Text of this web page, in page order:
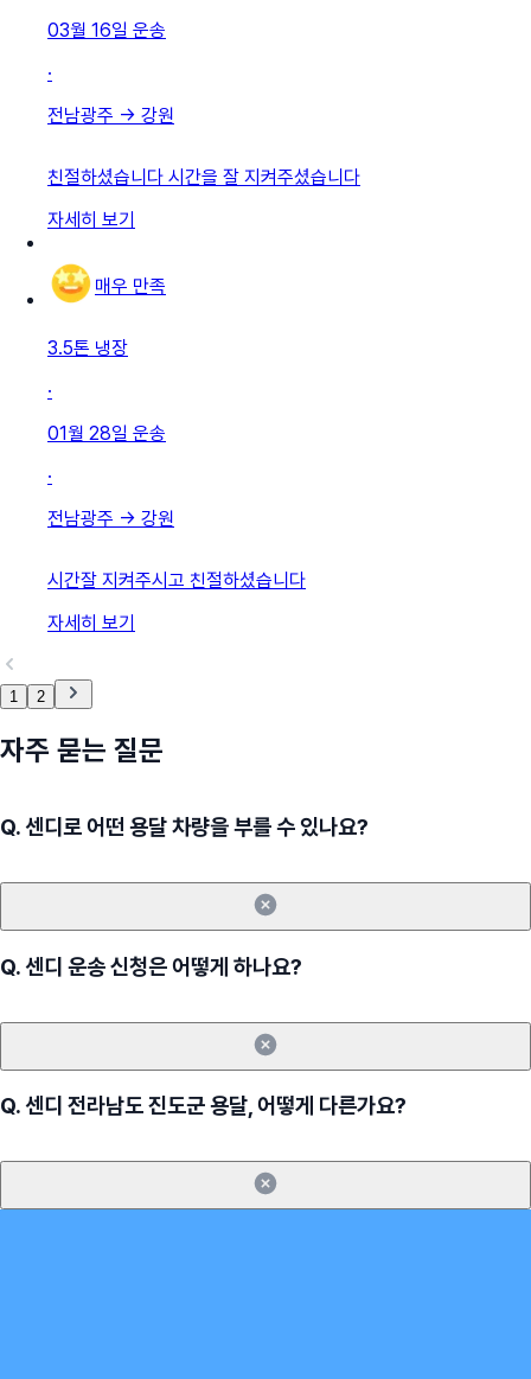
03월 16일 운송
·
전남광주 → 강원
친절하셨습니다 시간을 잘 지켜주셨습니다
자세히 보기
매우 만족
3.5톤 냉장
·
01월 28일 운송
·
전남광주 → 강원
시간잘 지켜주시고 친절하셨습니다
자세히 보기
1 2
자주 묻는 질문
Q.센디로 어떤 용달 차량을 부를 수 있나요?
Q.센디 운송 신청은 어떻게 하나요?
Q.센디 전라남도 진도군 용달, 어떻게 다른가요?